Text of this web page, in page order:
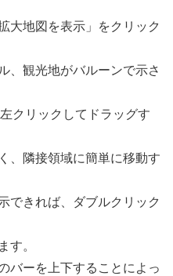
大地図を表示」をクリック
、観光地がバルーンで示さ
クリックしてドラッグす
、隣接領域に簡単に移動す
できれば、ダブルクリック
。
バーを上下することによっ